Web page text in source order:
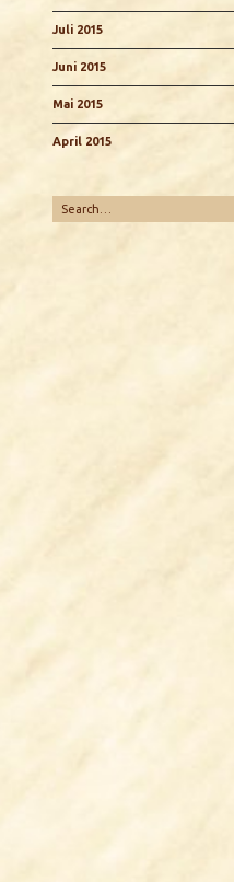
Juli 2015
Juni 2015
Mai 2015
April 2015